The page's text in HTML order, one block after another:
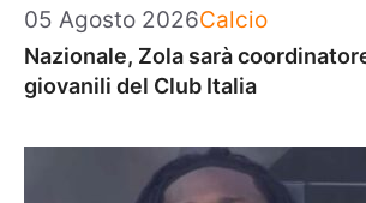
05 Agosto 2026Categorie
Calcio
Nazionale, Zola sarà
giovanili del Club Italia